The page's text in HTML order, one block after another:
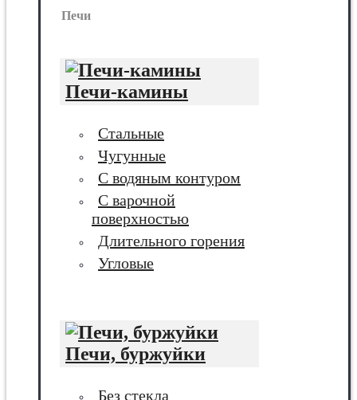
Печи
Печи-камины
Стальные
Чугунные
С водяным контуром
С варочной
поверхностью
Длительного горения
Угловые
Печи, буржуйки
Без стекла